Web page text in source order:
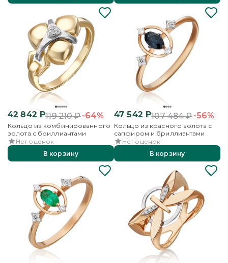
42 842₽119 210₽-64%
Кольцо из комбинированного
золота с бриллиантами
Нет оценок
В корзину
47 542₽107 484₽-56%
Кольцо из красного золота с
сапфиром и бриллиантами
Нет оценок
В корзину